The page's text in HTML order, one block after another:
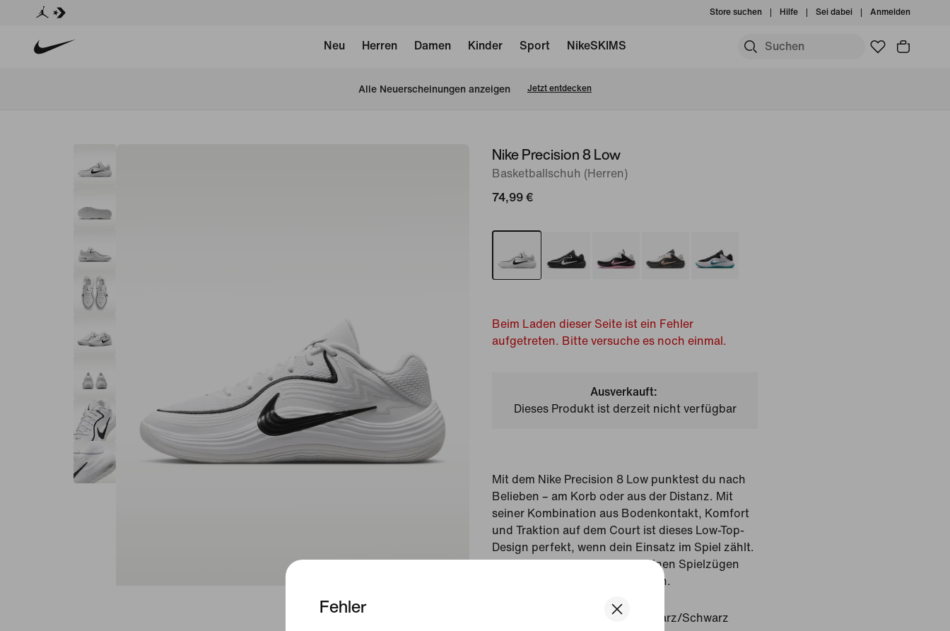
Fehler
Store suchen Hilfe Sei dabei Anmelden
Neu Herren Damen Kinder Sport NikeSKIMS
Alle Neuerscheinungen anzeigen Jetzt entdecken
Bild 1Nike Precision 8 Low
Basketballschuh (Herren)
74,99 €
Beim Laden dieser Seite ist ein Fehler
aufgetreten. Bitte versuche es noch einmal.
Ausverkauft:
Dieses Produkt ist derzeit nicht verfügbar
Mit dem Nike Precision 8 Low punktest du nach
Belieben – am Korb oder aus der Distanz. Mit
seiner Kombination aus Bodenkontakt, Komfort
und Traktion auf dem Court ist dieses Low-Top-
Design perfekt, wenn dein Einsatz im Spiel zählt.
Leg los und entscheide mit deinen Spielzügen
das Ergebnis zu deinen Gunsten.
Weiß/Schwarz/Schwarz